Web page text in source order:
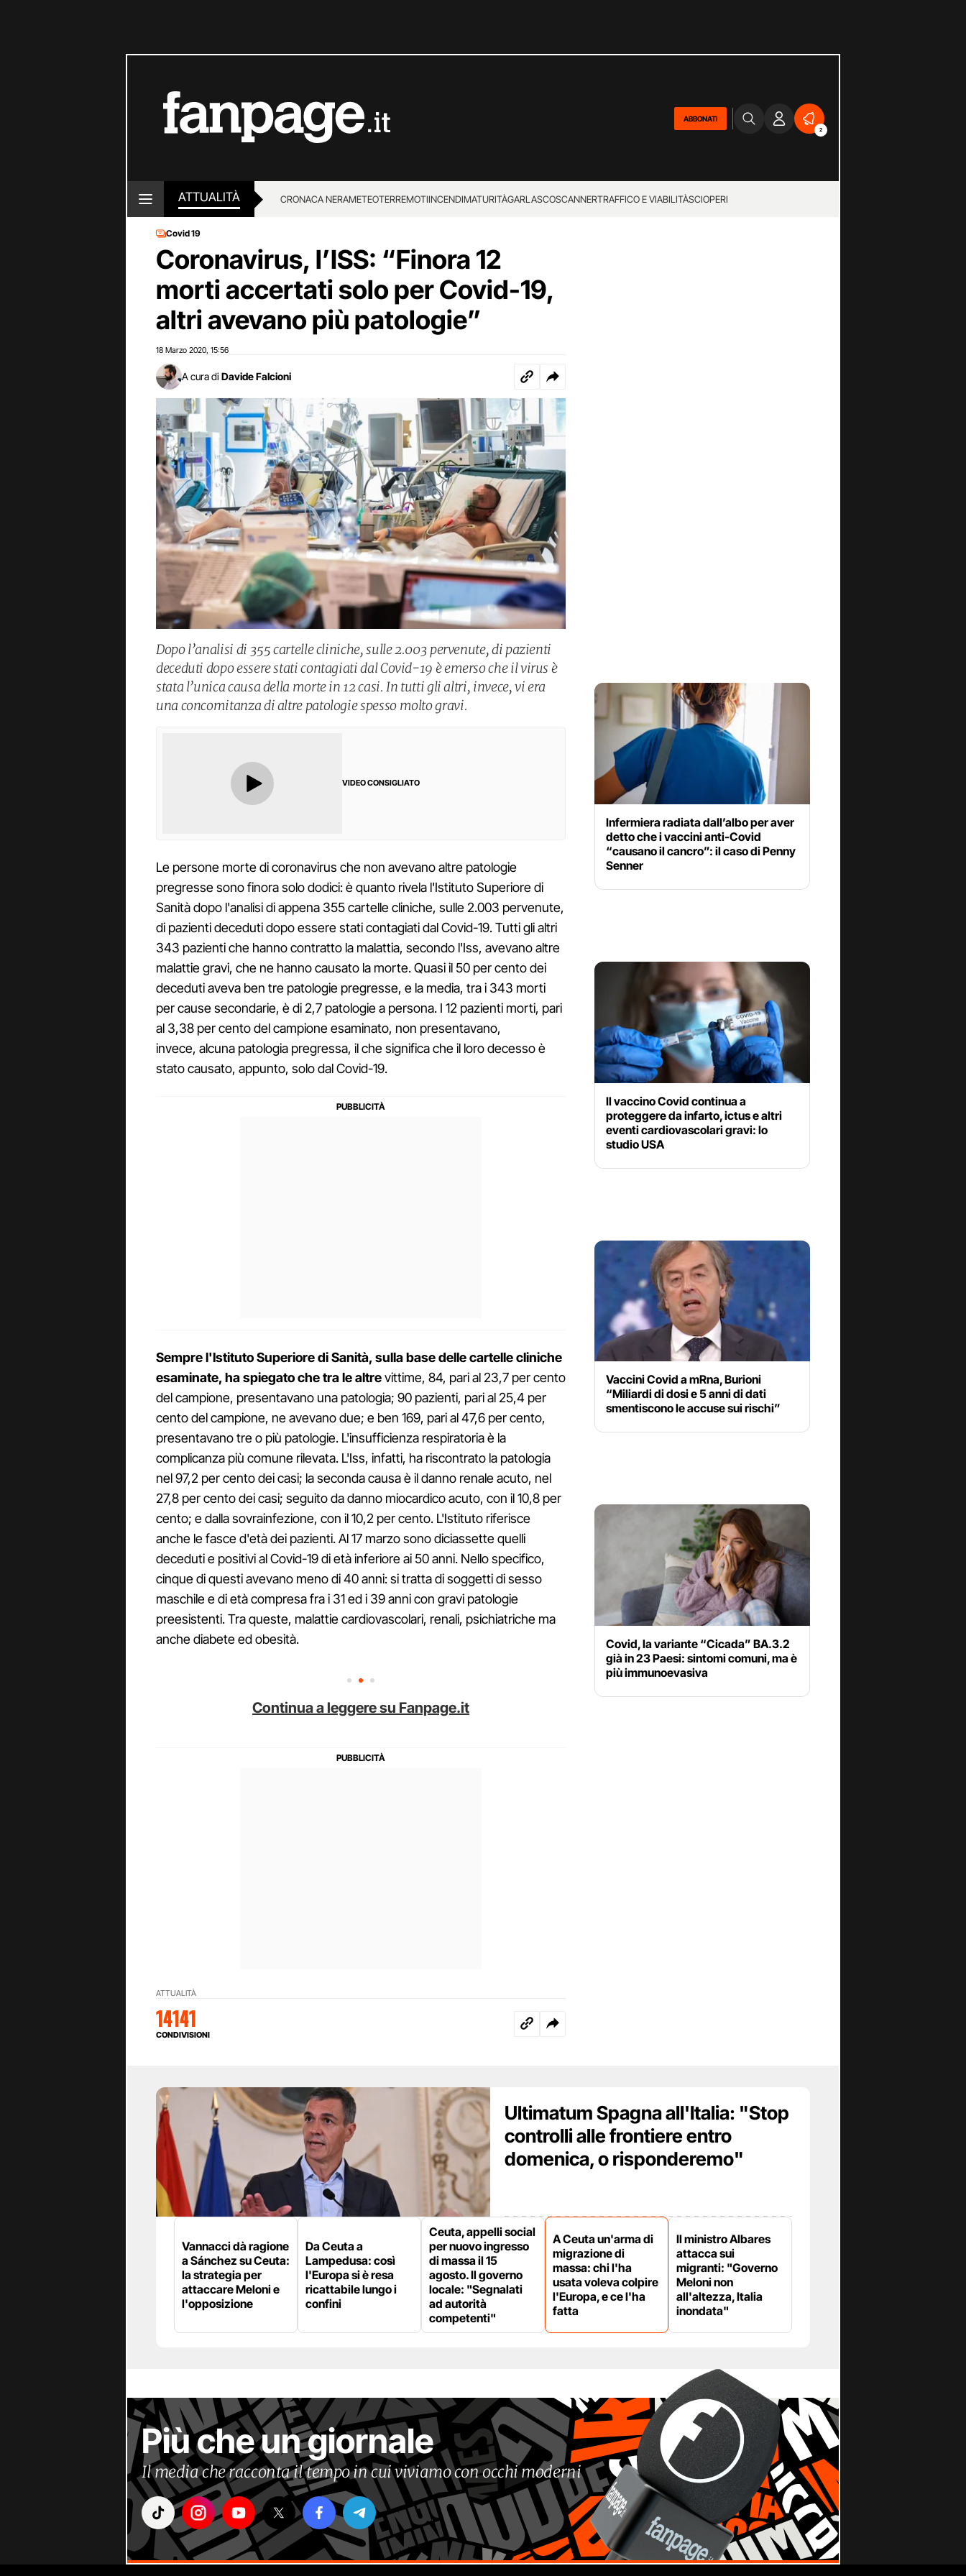
ABBONATI
2
ATTUALITÀ CRONACA NERAMETEOTERREMOTIINCENDIMATURITÀGARLASCOSCANNERTRAFFICO E VIABILITÀSCIOPERI
Covid 19
Coronavirus, l’ISS: “Finora 12
morti accertati solo per Covid-19,
altri avevano più patologie”
18 Marzo 2020 15:56
A cura di Davide Falcioni
Dopo l’analisi di 355 cartelle cliniche, sulle 2.003 pervenute, di pazienti
deceduti dopo essere stati contagiati dal Covid-19 è emerso che il virus è
stata l’unica causa della morte in 12 casi. In tutti gli altri, invece, vi era
una concomitanza di altre patologie spesso molto gravi.
VIDEO CONSIGLIATO
Le persone morte di coronavirus che non avevano altre patologie
pregresse sono finora solo dodici: è quanto rivela l'Istituto Superiore di
Sanità dopo l'analisi di appena 355 cartelle cliniche, sulle 2.003 pervenute,
di pazienti deceduti dopo essere stati contagiati dal Covid-19. Tutti gli altri
343 pazienti che hanno contratto la malattia, secondo l'Iss, avevano altre
malattie gravi, che ne hanno causato la morte. Quasi il 50 per cento dei
deceduti aveva ben tre patologie pregresse, e la media, tra i 343 morti
per cause secondarie, è di 2,7 patologie a persona. I 12 pazienti morti, pari
al 3,38 per cento del campione esaminato, non presentavano,
invece, alcuna patologia pregressa, il che significa che il loro decesso è
stato causato, appunto, solo dal Covid-19.
Sempre l'Istituto Superiore di Sanità, sulla base delle cartelle cliniche
esaminate, ha spiegato che tra le altrevittime, 84, pari al 23,7 per cento
del campione, presentavano una patologia; 90 pazienti, pari al 25,4 per
cento del campione, ne avevano due; e ben 169, pari al 47,6 per cento,
presentavano tre o più patologie. L'insufficienza respiratoria è la
complicanza più comune rilevata. L'Iss, infatti, ha riscontrato la patologia
nel 97,2 per cento dei casi; la seconda causa è il danno renale acuto, nel
27,8 per cento dei casi; seguito da danno miocardico acuto, con il 10,8 per
cento; e dalla sovrainfezione, con il 10,2 per cento. L'Istituto riferisce
anche le fasce d'età dei pazienti. Al 17 marzo sono diciassette quelli
deceduti e positivi al Covid-19 di età inferiore ai 50 anni. Nello specifico,
cinque di questi avevano meno di 40 anni: si tratta di soggetti di sesso
maschile e di età compresa fra i 31 ed i 39 anni con gravi patologie
preesistenti. Tra queste, malattie cardiovascolari, renali, psichiatriche ma
anche diabete ed obesità.
Continua a leggere su Fanpage.it
ATTUALITÀ
14141
CONDIVISIONI
Infermiera radiata dall’albo per aver
detto che i vaccini anti-Covid
“causano il cancro”: il caso di Penny
Senner
Il vaccino Covid continua a
proteggere da infarto, ictus e altri
eventi cardiovascolari gravi: lo
studio USA
Vaccini Covid a mRna, Burioni
“Miliardi di dosi e 5 anni di dati
smentiscono le accuse sui rischi”
Covid, la variante “Cicada” BA.3.2
già in 23 Paesi: sintomi comuni, ma è
più immunoevasiva
Ultimatum Spagna all'Italia: "Stop
controlli alle frontiere entro
domenica, o risponderemo"
Vannacci dà ragione
a Sánchez su Ceuta:
la strategia per
attaccare Meloni e
l'opposizione
Da Ceuta a
Lampedusa: così
l'Europa si è resa
ricattabile lungo i
confini
Ceuta, appelli social
per nuovo ingresso
di massa il 15
agosto. Il governo
locale: "Segnalati
ad autorità
competenti"
A Ceuta un'arma di
migrazione di
massa: chi l'ha
usata voleva colpire
l'Europa, e ce l'ha
fatta
Il ministro Albares
attacca sui
migranti: "Governo
Meloni non
all'altezza, Italia
inondata"
Più che un giornale
Il media che racconta il tempo in cui viviamo con occhi moderni